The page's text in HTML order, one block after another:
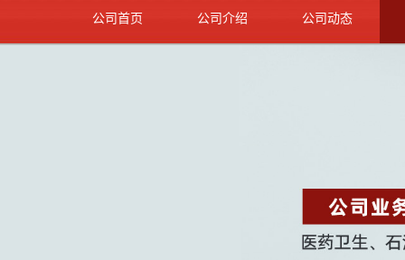
公司首页 公司介绍 公司动态